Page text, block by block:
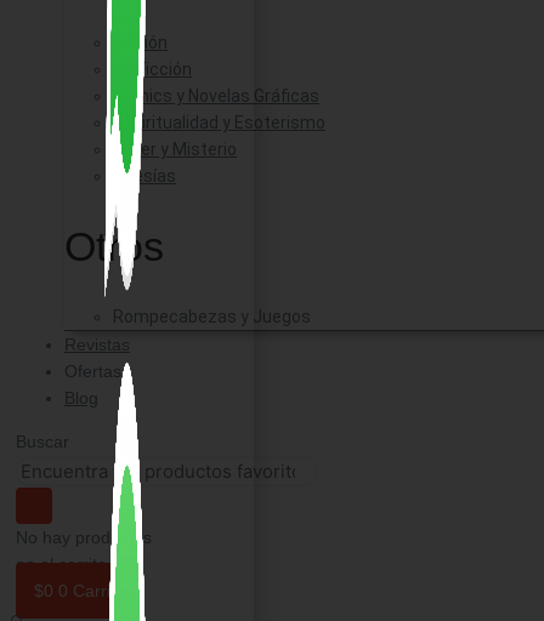
Ficción
No Ficción
Comics y Novelas Gráficas
Espiritualidad y Esoterismo
Triller y Misterio
Poesías
Otros
Rompecabezas y Juegos
Revistas
Ofertas
Blog
Buscar
No hay productos
en el carrito.
$0 0 Carrito